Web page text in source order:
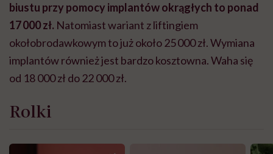
biustu przy pomocy implantów okrągłych to ponad
17 000 zł. Natomiast wariant z liftingiem
okołobrodawkowym to już około 25 000 zł. Wymiana
implantów również jest bardzo kosztowna. Waha się
od 18 000 zł do 22 000 zł.
Rolki